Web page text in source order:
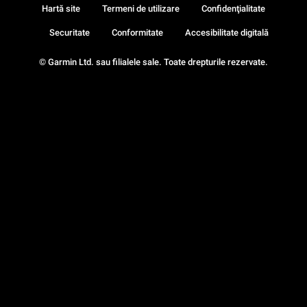
© Garmin Ltd. sau filialele sale. Toate drepturile rezervate.
Hartă site Termeni de utilizare Confidenţialitate
Securitate Conformitate Accesibilitate digitală